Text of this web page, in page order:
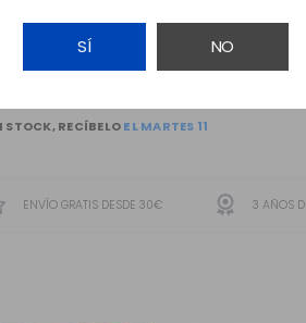
SÍ NO
STOCK, RECÍBELOELMARTES 11
ENVÍO GRATIS DESDE 30€ 3 AÑOS